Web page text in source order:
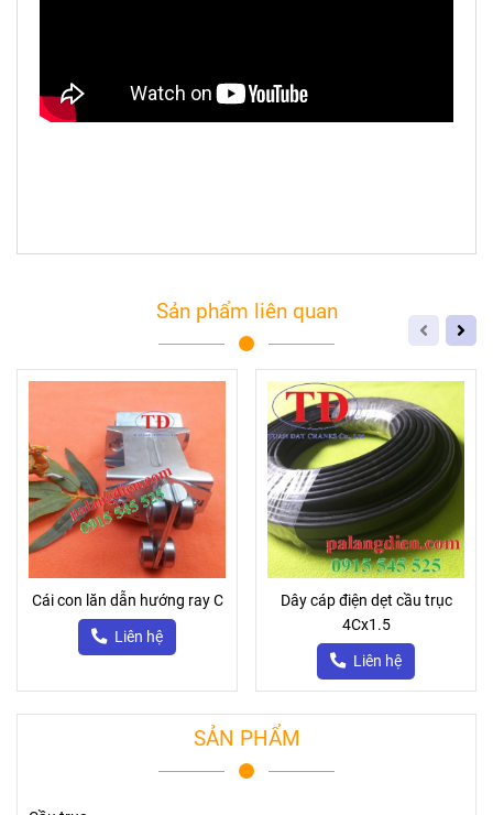
Sản phẩm liên quan
Cái con lăn dẫn hướng ray C
Liên hệ
Dây cáp điện dẹt cầu trục
4Cx1.5
Liên hệ
SẢN PHẨM